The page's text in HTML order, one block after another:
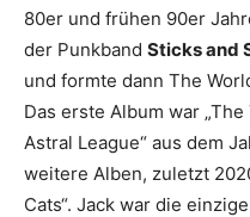
80er und frühen 90er
der Punkband Sticks and
und formte dann The
Das erste Album war
Astral League“ aus dem
weitere Alben, zuletzt
Cats“. Jack war die